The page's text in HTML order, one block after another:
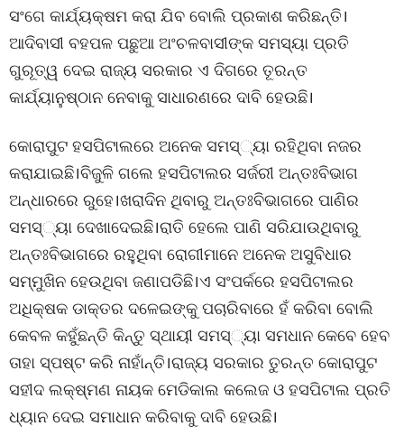
ସଂଗେ କାର୍ଯ୍ୟକ୍ଷମ କରା ଯିବ ବୋଲି ପ୍ରକାଶ କରିଛନ୍ତି।
ଆଦିବାସୀ ବହପଳ ପଛୁଆ ଅଂଚଳବାସୀଙ୍କ ସମସ୍ୟା ପ୍ରତି
ଗୁରୂତ୍ୱ ଦେଇ ରାଜ୍ୟ ସରକାର ଏ ଦିଗରେ ତୂରନ୍ତ
କାର୍ଯ୍ୟାନୁଷ୍ଠାନ ନେବାକୁ ସାଧାରଣରେ ଦାବି ହେଉଛି।
କୋରାପୁଟ ହସପିଟାଲରେ ଅନେକ ସମସ୍୍ୟା ରହିଥିବା ନଜର
କରାଯାଇଛି।ବିଜୁଳି ଗଲେ ହସପିଟାଲର ସର୍ଜରୀ ଅନ୍ତଃବିଭାଗ
ଅନ୍ଧାରରେ ରୁହେ।ଖରାଦିନ ଥିବାରୁ ଅନ୍ତଃବିଭାଗରେ ପାଣିର
ସମସ୍୍ୟା ଦେଖାଦେଇଛି।ରାତି ହେଲେ ପାଣି ସରିଯାଉଥିବାରୁ
ଅନ୍ତଃବିଭାଗରେ ରହୁଥିବା ରୋଗୀମାନେ ଅନେକ ଅସୁବିଧାର
ସମ୍ମୁଖିନ ହେଉଥିବା ଜଣାପଡିଛି।ଏ ସଂପର୍କରେ ହସପିଟାଲର
ଅଧିକ୍ଷକ ଡାକ୍ତର ଦଳେଇଙ୍କୁ ପଚାରିବାରେ ହଁ କରିବା ବୋଲି
କେବଳ କହୁଁଛନ୍ତି କିନ୍ତୁ ସ୍ଥାୟୀ ସମସ୍୍ୟା ସମଧାନ କେବେ ହେବ
ତାହା ସ୍ପଷ୍ଟ କରି ନାହାଁନ୍ତି।ରାଜ୍ୟ ସରକାର ତୁରନ୍ତ କୋରାପୁଟ
ସହୀଦ ଲକ୍ଷ୍ମଣ ନାୟକ ମେଡିକାଲ କଲେଜ ଓ ହସପିଟାଲ ପ୍ରତି
ଧ୍ୟାନ ଦେଇ ସମାଧାନ କରିବାକୁ ଦାବି ହେଉଛି।